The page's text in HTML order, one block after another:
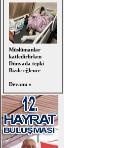
Müslümanlar
katledirlirken
Dünyada tepki
Bizde eğlence
Devamı »